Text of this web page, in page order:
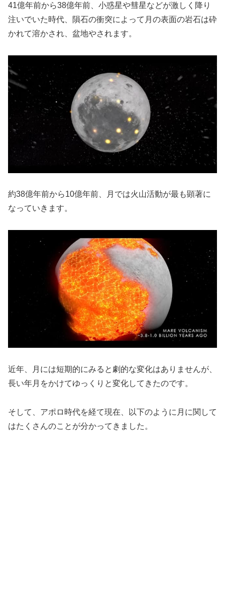
41億年前から38億年前、小惑星や彗星などが激しく降り
注いでいた時代、隕石の衝突によって月の表面の岩石は砕
かれて溶かされ、盆地やされます。
約38億年前から10億年前、月では火山活動が最も顕著に
なっていきます。
近年、月には短期的にみると劇的な変化はありませんが、
長い年月をかけてゆっくりと変化してきたのです。
そして、アポロ時代を経て現在、以下のように月に関して
はたくさんのことが分かってきました。